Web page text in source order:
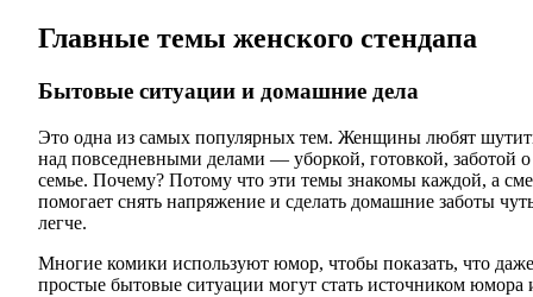
Главные темы женского стендапа
Бытовые ситуации и домашние дела
Это одна из самых популярных тем. Женщины любят
над повседневными делами — уборкой, готовкой, заботой о
семье. Почему? Потому что эти темы знакомы каждой, а
помогает снять напряжение и сделать домашние заботы
легче.
Многие комики используют юмор, чтобы показать, что даже
простые бытовые ситуации могут стать источником юмора